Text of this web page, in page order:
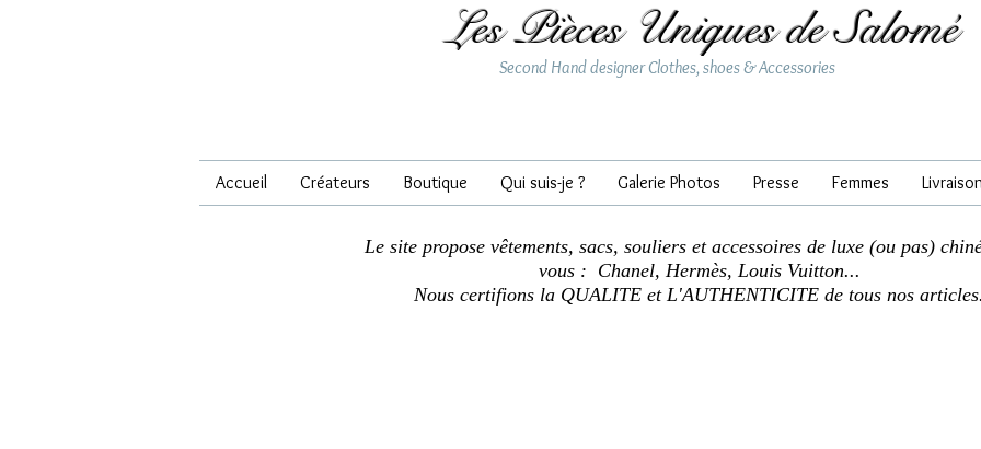
Les Pièces Uniques de Salomé
Second Hand designer Clothes, shoes & Accessories
Accueil Créateurs Boutique Qui suis-je ? Galerie Photos Presse Femmes
Le site propose vêtements, sacs, souliers et accessoires de luxe (ou pas)
vous : Chanel, Hermès, Louis Vuitton...
Nous certifions la QUALITE et L'AUTHENTICITE de tous nos articles.